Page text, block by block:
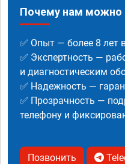
Почему нам можно
✅ Опыт — более 8 лет
✅ Экспертность —
и диагностическим
✅ Надежность —
✅ Прозрачность —
телефону и
Позвонить